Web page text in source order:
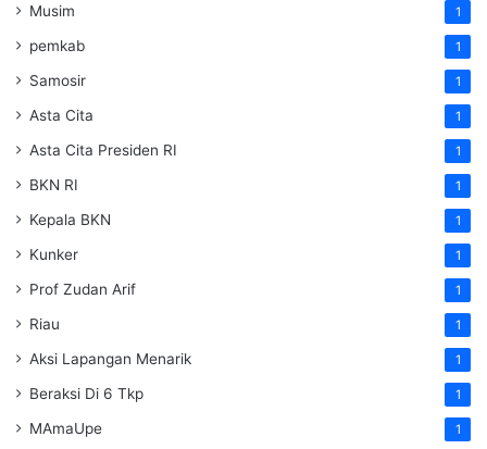
Musim 1
pemkab 1
Samosir 1
Asta Cita 1
Asta Cita Presiden RI 1
BKN RI 1
Kepala BKN 1
Kunker 1
Prof Zudan Arif 1
Riau 1
Aksi Lapangan Menarik 1
Beraksi Di 6 Tkp 1
MAmaUpe 1